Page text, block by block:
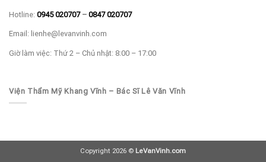
Hotline: 0945 020707– 0847 020707
Email: lienhe@levanvinh.com
Giờ làm việc: Thứ 2 – Chủ nhật: 8:00 – 17:00
Viện Thẩm Mỹ Khang Vĩnh – Bác Sĩ Lê Văn Vĩnh
Copyright 2026 © LeVanVinh.com